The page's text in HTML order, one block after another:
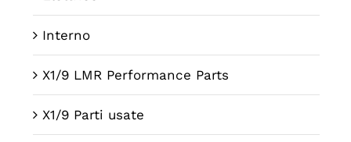
Interno
X1/9 LMR Performance Parts
X1/9 Parti usate